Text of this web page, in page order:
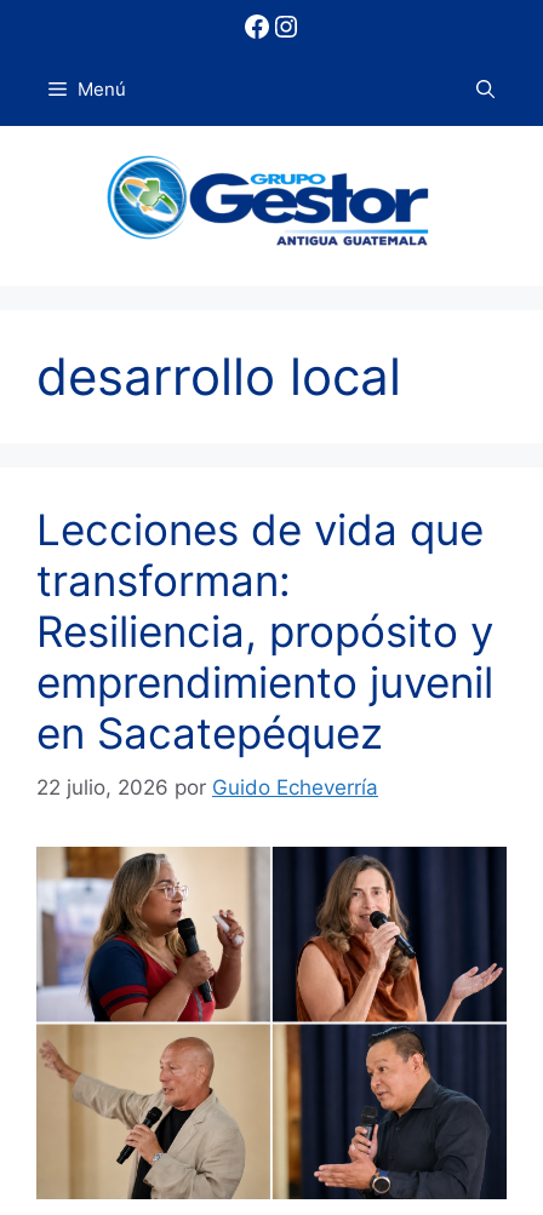
Facebook
Instagram
Menú
desarrollo local
Lecciones de vida que
transforman:
Resiliencia, propósito y
emprendimiento juvenil
en Sacatepéquez
22 julio, 2026 por Guido Echeverría